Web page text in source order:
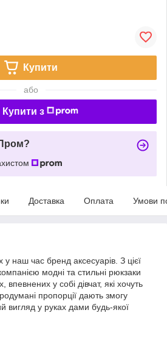
Купити
або
Купити з
Доставка Оплата Умови
у наш час бренд аксесуарів. З цієї
модні та стильні рюкзаки
у собі дівчат, які хочуть
пропорції дають змогу
вигляд у руках дами будь-якої